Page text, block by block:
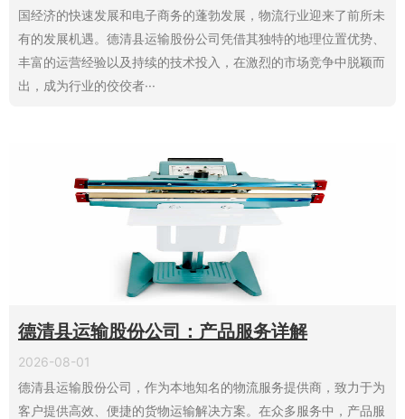
国经济的快速发展和电子商务的蓬勃发展，物流行业迎来了前所未
有的发展机遇。德清县运输股份公司凭借其独特的地理位置优势、
丰富的运营经验以及持续的技术投入，在激烈的市场竞争中脱颖而
出，成为行业的佼佼者···
德清县运输股份公司：产品服务详解
2026-08-01
德清县运输股份公司，作为本地知名的物流服务提供商，致力于为
客户提供高效、便捷的货物运输解决方案。在众多服务中，产品服